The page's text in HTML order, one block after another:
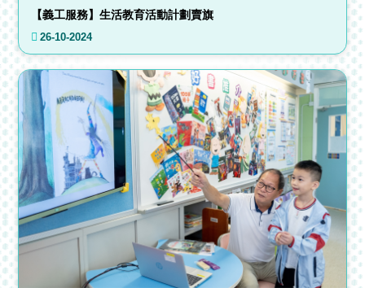
【義工服務】生活教育活動計劃賣旗
26-10-2024